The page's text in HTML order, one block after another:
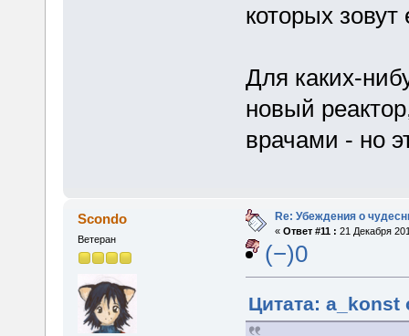
которых зовут
Для каких-
новый
врачами - но
Scondo
Ветеран
Re: Убеждения о
« Ответ #11 : 21 Декабря
(−)0
Цитата: a_konst